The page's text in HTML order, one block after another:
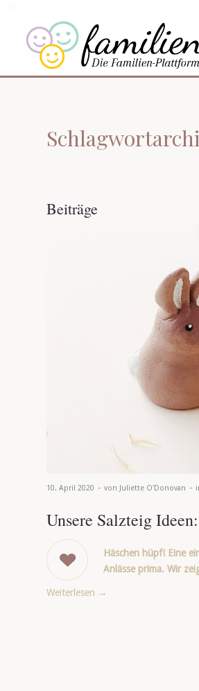
Beiträge
10. April 2020 - von Juliette O'Donovan -
Unsere Salzteig
Häschen hüpf! Eine
Anlässe prima. Wir
Weiterlesen →